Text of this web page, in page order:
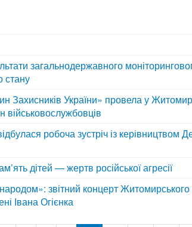
загальнодержавного
стану
Захисників України» провела у
військовослужбовців
робоча зустріч із керівництвом
дітей — жертв російської агресії
звітний концерт
Івана Огієнка